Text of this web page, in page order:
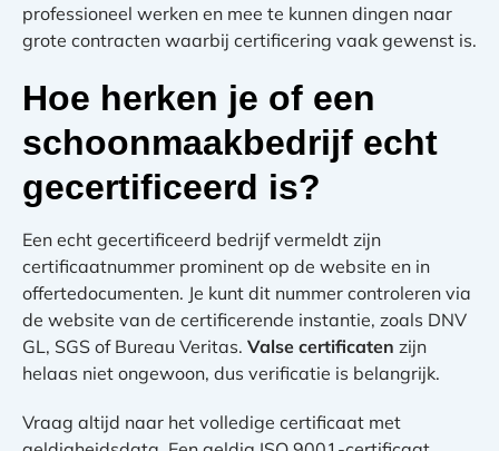
professioneel werken en mee te kunnen dingen naar
grote contracten waarbij certificering vaak gewenst is.
Hoe herken je of een
schoonmaakbedrijf echt
gecertificeerd is?
Een echt gecertificeerd bedrijf vermeldt zijn
certificaatnummer prominent op de website en in
offertedocumenten. Je kunt dit nummer controleren via
de website van de certificerende instantie, zoals DNV
GL, SGS of Bureau Veritas. Valse certificaten zijn
helaas niet ongewoon, dus verificatie is belangrijk.
Vraag altijd naar het volledige certificaat met